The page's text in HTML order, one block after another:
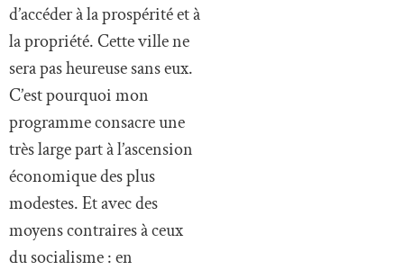
d’accéder à la prospérité et à
la propriété. Cette ville ne
sera pas heureuse sans eux.
C’est pourquoi mon
programme consacre une
très large part à l’ascension
économique des plus
modestes. Et avec des
moyens contraires à ceux
du socialisme : en